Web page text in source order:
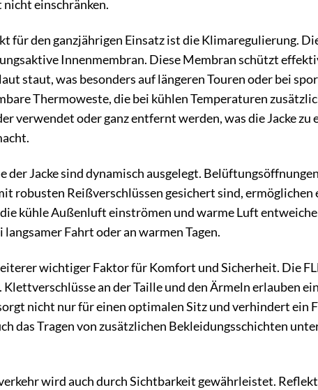
einschränken.
für den ganzjährigen Einsatz ist die Klimaregulierung.
Innenmembran. Diese Membran schützt
staut, was besonders auf längeren Touren oder bei
Thermoweste, die bei kühlen Temperaturen
verwendet oder ganz entfernt werden, was die Jacke
der Jacke sind dynamisch ausgelegt.
robusten Reißverschlüssen gesichert sind,
kühle Außenluft einströmen und warme Luft
Fahrt oder an warmen Tagen.
wichtiger Faktor für Komfort und Sicherheit. Die
an der Taille und den Ärmeln erlauben
nicht nur für einen optimalen Sitz und verhindert ein
das Tragen von zusätzlichen Bekleidungsschichten
wird auch durch Sichtbarkeit gewährleistet.